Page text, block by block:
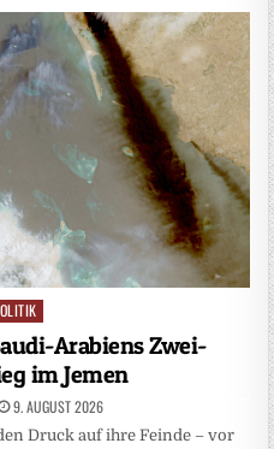
Arabiens Zwei-
im Jemen
9. AUGUST 2026
Druck auf ihre Feinde – vor